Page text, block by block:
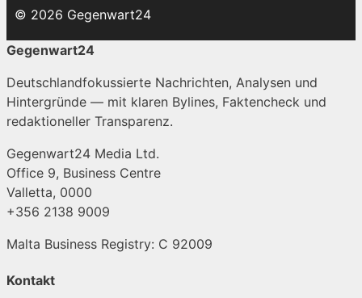
© 2026 Gegenwart24
Gegenwart24
Deutschlandfokussierte Nachrichten, Analysen und
Hintergründe — mit klaren Bylines, Faktencheck und
redaktioneller Transparenz.
Gegenwart24 Media Ltd.
Office 9, Business Centre
Valletta, 0000
+356 2138 9009
Malta Business Registry: C 92009
Kontakt